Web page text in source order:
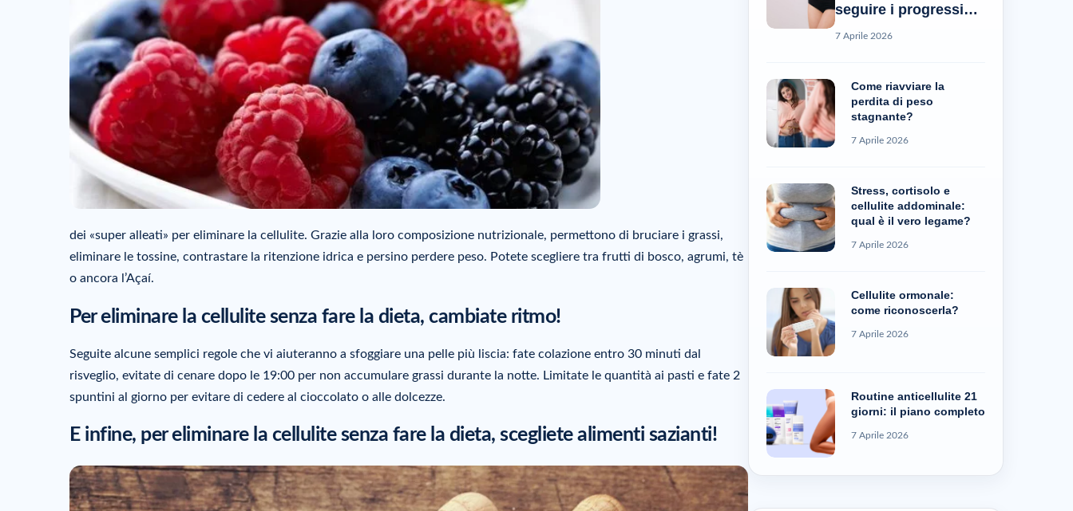
dei «super alleati» per eliminare la cellulite. Grazie alla loro composizione nutrizionale, permettono di bruciare i grassi,
eliminare le tossine, contrastare la ritenzione idrica e persino perdere peso. Potete scegliere tra frutti di bosco, agrumi, tè
o ancora l’Açaí.
Per eliminare la cellulite senza fare la dieta, cambiate ritmo!
Seguite alcune semplici regole che vi aiuteranno a sfoggiare una pelle più liscia: fate colazione entro 30 minuti dal
risveglio, evitate di cenare dopo le 19:00 per non accumulare grassi durante la notte. Limitate le quantità ai pasti e fate 2
spuntini al giorno per evitare di cedere al cioccolato o alle dolcezze.
E infine, per eliminare la cellulite senza fare la dieta, scegliete alimenti sazianti!
seguire i progressi
reali?
7 Aprile 2026
Come riavviare la
perdita di peso
stagnante?
7 Aprile 2026
Stress, cortisolo e
cellulite addominale:
qual è il vero legame?
7 Aprile 2026
Cellulite ormonale:
come riconoscerla?
7 Aprile 2026
Routine anticellulite 21
giorni: il piano completo
7 Aprile 2026